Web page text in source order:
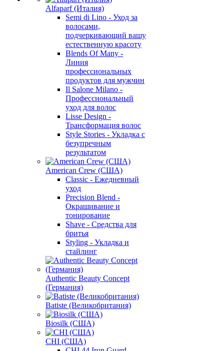
Alfaparf (Италия)
Semi di Lino - Уход за
волосами,
подчеркивающий вашу
естественную красоту
Blends Of Many -
Линия
профессиональных
продуктов для мужчин
Il Salone Milano -
Профессиональный
уход для волос
Lisse Design -
Трансформация волос
Style Stories - Укладка с
безупречным
результатом
American Crew (США)
Classic - Ежедневный
уход
Precision Blend -
Окрашивание и
тонирование
Shave - Средства для
бритья
Styling - Укладка и
стайлинг
Authentic Beauty Concept
(Германия)
Batiste (Великобритания)
Biosilk (США)
CHI (США)